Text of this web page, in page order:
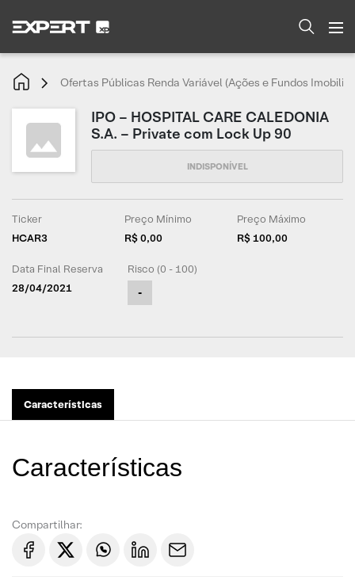
Ofertas Públicas Renda Variável (Ações e Fundos
IPO – HOSPITAL CARE CALEDONIA
S.A. – Private com Lock Up 90
Ticker
HCAR3
Preço Mínimo
R$ 0,00
Preço Máximo
R$ 100,00
Data Final Reserva
28/04/2021
Risco (0 - 100)
-
Características
Características
Compartilhar: